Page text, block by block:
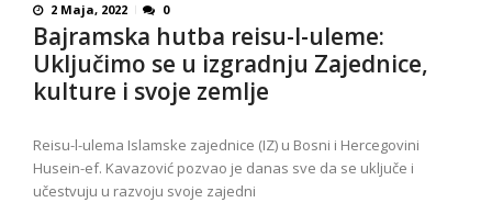
2 Maja, 2022 0
Bajramska hutba reisu-l-uleme:
Uključimo se u izgradnju Zajednice,
kulture i svoje zemlje
Reisu-l-ulema Islamske zajednice (IZ) u Bosni i Hercegovini
Husein-ef. Kavazović pozvao je danas sve da se uključe i
učestvuju u razvoju svoje zajedni